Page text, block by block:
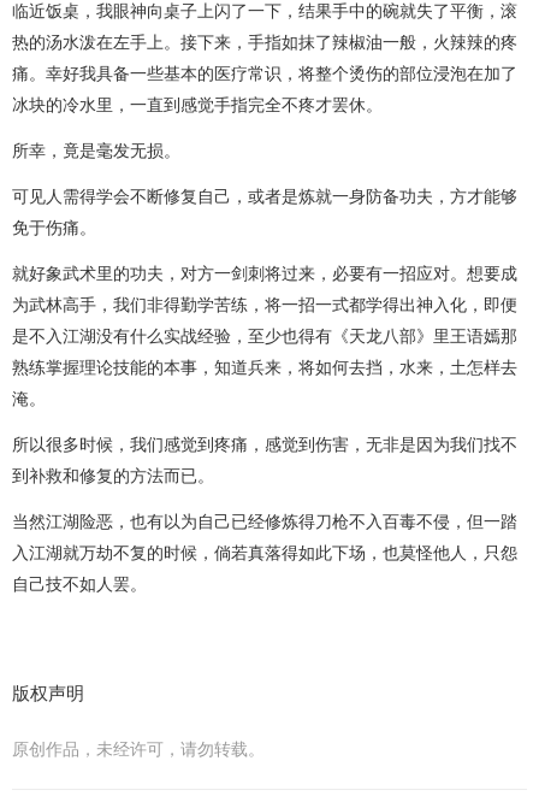
临近饭桌，我眼神向桌子上闪了一下，结果手中的碗就失了平衡，滚
热的汤水泼在左手上。接下来，手指如抹了辣椒油一般，火辣辣的疼
痛。幸好我具备一些基本的医疗常识，将整个烫伤的部位浸泡在加了
冰块的冷水里，一直到感觉手指完全不疼才罢休。
所幸，竟是毫发无损。
可见人需得学会不断修复自己，或者是炼就一身防备功夫，方才能够
免于伤痛。
就好象武术里的功夫，对方一剑刺将过来，必要有一招应对。想要成
为武林高手，我们非得勤学苦练，将一招一式都学得出神入化，即便
是不入江湖没有什么实战经验，至少也得有《天龙八部》里王语嫣那
熟练掌握理论技能的本事，知道兵来，将如何去挡，水来，土怎样去
淹。
所以很多时候，我们感觉到疼痛，感觉到伤害，无非是因为我们找不
到补救和修复的方法而已。
当然江湖险恶，也有以为自己已经修炼得刀枪不入百毒不侵，但一踏
入江湖就万劫不复的时候，倘若真落得如此下场，也莫怪他人，只怨
自己技不如人罢。
版权声明
原创作品，未经许可，请勿转载。